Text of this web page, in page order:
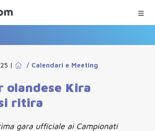
| / Calendari e Meeting
olandese Kira
ritira
gara ufficiale ai Campionati